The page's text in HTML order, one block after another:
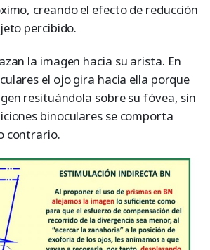
creando el efecto de reducción
percibido.
la imagen hacia su arista. En
el ojo gira hacia ella porque
resituándola sobre su fóvea, sin
binoculares se comporta
contrario.